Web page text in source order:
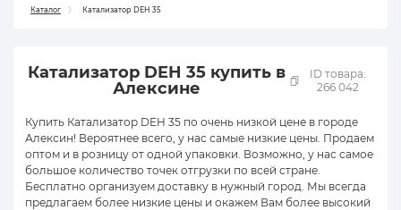
Каталог Катализатор DEH 35
Катализатор DEH 35 купить в
Алексине
ID товара:
266 042
Купить Катализатор DEH 35 по очень низкой цене в городе
Алексин! Вероятнее всего, у нас самые низкие цены. Продаем
оптом и в розницу от одной упаковки. Возможно, у нас самое
большое количество точек отгрузки по всей стране.
Бесплатно организуем доставку в нужный город. Мы всегда
предлагаем более низкие цены и окажем Вам более высокий